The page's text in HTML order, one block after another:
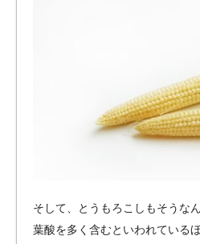
そして、とうもろこしもそうなん
葉酸を多く含むといわれている